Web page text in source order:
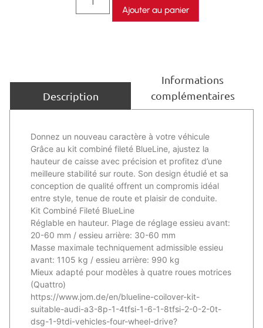
Ajouter au panier
Description
Informations
complémentaires
Donnez un nouveau caractère à votre véhicule
Grâce au kit combiné fileté BlueLine, ajustez la
hauteur de caisse avec précision et profitez d’une
meilleure stabilité sur route. Son design étudié et sa
conception de qualité offrent un compromis idéal
entre style, tenue de route et plaisir de conduite.
Kit Combiné Fileté BlueLine
Réglable en hauteur. Plage de réglage essieu avant:
20-60 mm / essieu arrière: 30-60 mm
Masse maximale techniquement admissible essieu
avant: 1105 kg / essieu arrière: 990 kg
Mieux adapté pour modèles à quatre roues motrices
(Quattro)
https://www.jom.de/en/blueline-coilover-kit-
suitable-audi-a3-8p-1-4tfsi-1-6-1-8tfsi-2-0-2-0t-
dsg-1-9tdi-vehicles-four-wheel-drive?